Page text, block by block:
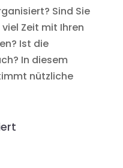
Sind Sie
Zeit mit Ihren
Ist die
In diesem
nützliche